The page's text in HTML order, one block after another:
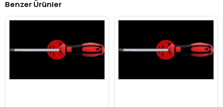
Benzer Ürünler